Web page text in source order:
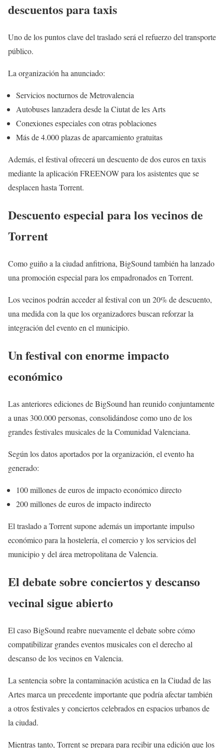
descuentos para taxis
Uno de los puntos clave del traslado será el refuerzo del transporte
público.
La organización ha anunciado:
Servicios nocturnos de Metrovalencia
Autobuses lanzadera desde la Ciutat de les Arts
Conexiones especiales con otras poblaciones
Más de 4.000 plazas de aparcamiento gratuitas
Además, el festival ofrecerá un descuento de dos euros en taxis
mediante la aplicación FREENOW para los asistentes que se
desplacen hasta Torrent.
Descuento especial para los vecinos de
Torrent
Como guiño a la ciudad anfitriona, BigSound también ha lanzado
una promoción especial para los empadronados en Torrent.
Los vecinos podrán acceder al festival con un 20% de descuento,
una medida con la que los organizadores buscan reforzar la
integración del evento en el municipio.
Un festival con enorme impacto
económico
Las anteriores ediciones de BigSound han reunido conjuntamente
a unas 300.000 personas, consolidándose como uno de los
grandes festivales musicales de la Comunidad Valenciana.
Según los datos aportados por la organización, el evento ha
generado:
100 millones de euros de impacto económico directo
200 millones de euros de impacto indirecto
El traslado a Torrent supone además un importante impulso
económico para la hostelería, el comercio y los servicios del
municipio y del área metropolitana de Valencia.
El debate sobre conciertos y descanso
vecinal sigue abierto
El caso BigSound reabre nuevamente el debate sobre cómo
compatibilizar grandes eventos musicales con el derecho al
descanso de los vecinos en Valencia.
La sentencia sobre la contaminación acústica en la Ciudad de las
Artes marca un precedente importante que podría afectar también
a otros festivales y conciertos celebrados en espacios urbanos de
la ciudad.
Mientras tanto, Torrent se prepara para recibir una edición que los